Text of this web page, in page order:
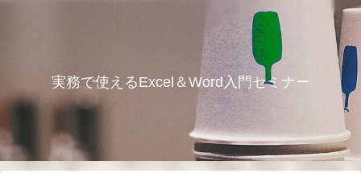
実務で使えるExcel＆Word入門セミナー